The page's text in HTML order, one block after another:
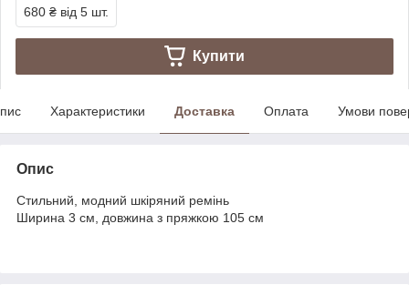
680 ₴ від 5 шт.
Купити
Характеристики Доставка Оплата Умови
Опис
Стильний, модний шкіряний ремінь
Ширина 3 см, довжина з пряжкою 105 см